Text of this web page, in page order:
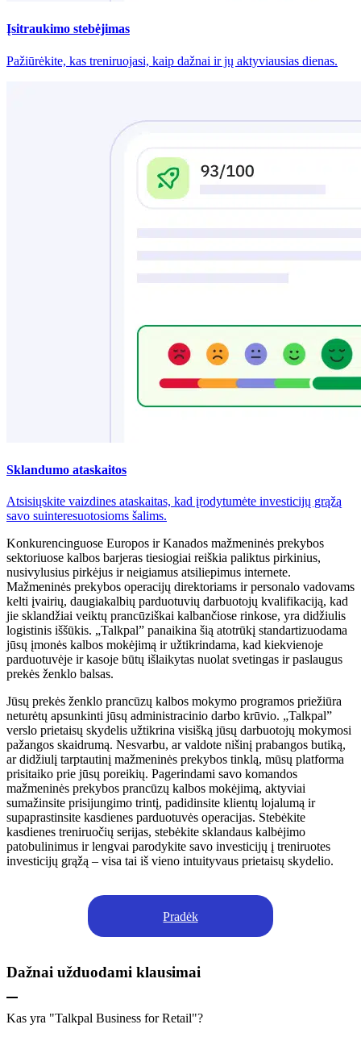
Įsitraukimo stebėjimas
Pažiūrėkite, kas treniruojasi, kaip dažnai ir jų aktyviausias dienas.
Sklandumo ataskaitos
Atsisiųskite vaizdines ataskaitas, kad įrodytumėte investicijų grąžą
savo suinteresuotosioms šalims.
Konkurencinguose Europos ir Kanados mažmeninės prekybos
sektoriuose kalbos barjeras tiesiogiai reiškia paliktus pirkinius,
nusivylusius pirkėjus ir neigiamus atsiliepimus internete.
Mažmeninės prekybos operacijų direktoriams ir personalo vadovams
kelti įvairių, daugiakalbių parduotuvių darbuotojų kvalifikaciją, kad
jie sklandžiai veiktų prancūziškai kalbančiose rinkose, yra didžiulis
logistinis iššūkis. „Talkpal” panaikina šią atotrūkį standartizuodama
jūsų įmonės kalbos mokėjimą ir užtikrindama, kad kiekvienoje
parduotuvėje ir kasoje būtų išlaikytas nuolat svetingas ir paslaugus
prekės ženklo balsas.
Jūsų prekės ženklo prancūzų kalbos mokymo programos priežiūra
neturėtų apsunkinti jūsų administracinio darbo krūvio. „Talkpal”
verslo prietaisų skydelis užtikrina visišką jūsų darbuotojų mokymosi
pažangos skaidrumą. Nesvarbu, ar valdote nišinį prabangos butiką,
ar didžiulį tarptautinį mažmeninės prekybos tinklą, mūsų platforma
prisitaiko prie jūsų poreikių. Pagerindami savo komandos
mažmeninės prekybos prancūzų kalbos mokėjimą, aktyviai
sumažinsite prisijungimo trintį, padidinsite klientų lojalumą ir
supaprastinsite kasdienes parduotuvės operacijas. Stebėkite
kasdienes treniruočių serijas, stebėkite sklandaus kalbėjimo
patobulinimus ir lengvai parodykite savo investicijų į treniruotes
investicijų grąžą – visa tai iš vieno intuityvaus prietaisų skydelio.
Pradėk
Dažnai užduodami klausimai
Kas yra "Talkpal Business for Retail"?